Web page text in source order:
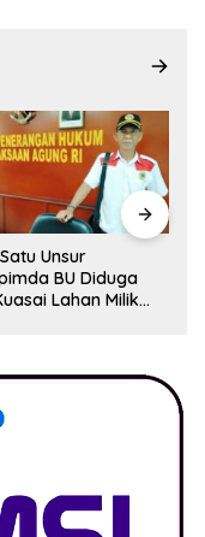
Unsur
BU Diduga
Lahan Milik